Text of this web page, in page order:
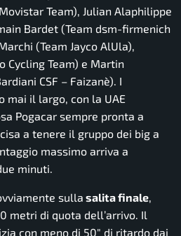
Team), Julian Alaphilippe
Bardet (Team dsm-firmenich
(Team Jayco AlUla),
Cycling Team) e Martin
CSF – Faizanè). I
mai il largo, con la UAE
Pogacar sempre pronta a
a tenere il gruppo dei big a
massimo arriva a
minuti.
sulla salita finale,
metri di quota dell’arrivo. Il
con meno di 50″ di ritardo dai